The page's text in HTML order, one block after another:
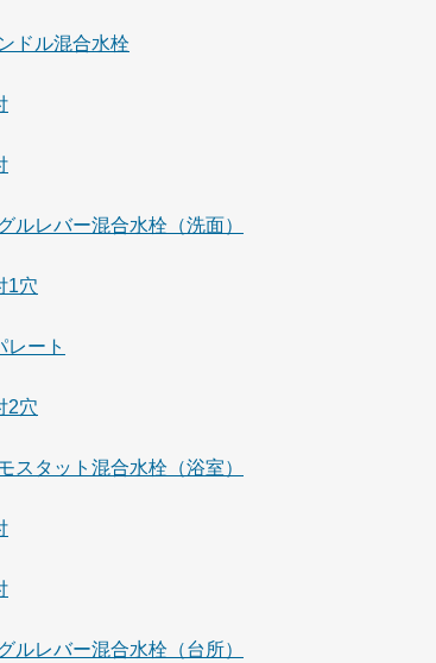
ドル混合水栓
ルレバー混合水栓（洗面）
1穴
レート
2穴
スタット混合水栓（浴室）
ルレバー混合水栓（台所）